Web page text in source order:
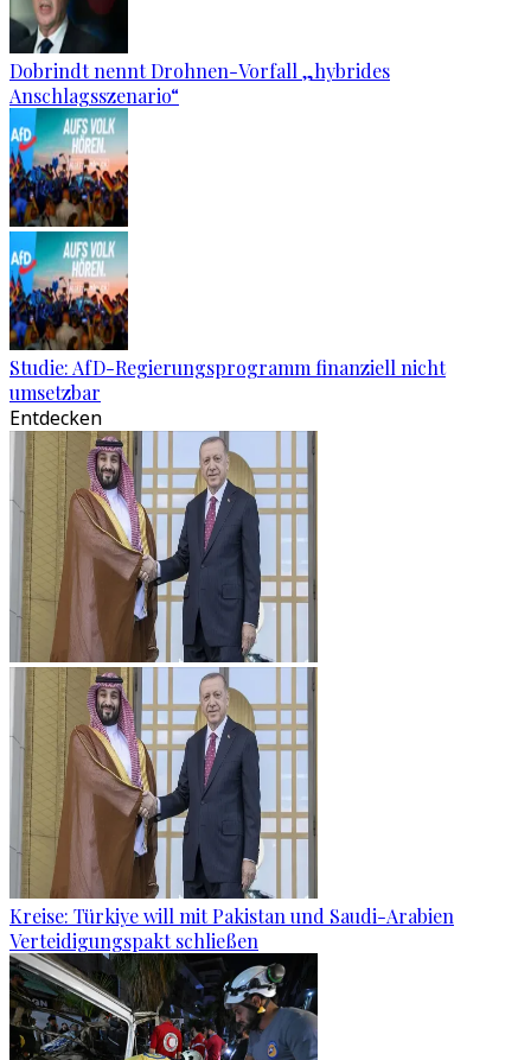
Dobrindt nennt Drohnen-Vorfall „hybrides
Anschlagsszenario“
Studie: AfD-Regierungsprogramm finanziell nicht
umsetzbar
Entdecken
Kreise: Türkiye will mit Pakistan und Saudi-Arabien
Verteidigungspakt schließen